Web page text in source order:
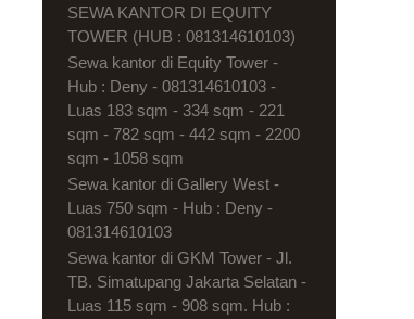
SEWA KANTOR DI EQUITY
TOWER (HUB : 081314610103)
Sewa kantor di Equity Tower -
Hub : Deny - 081314610103 -
Luas 183 sqm - 334 sqm - 221
sqm - 782 sqm - 442 sqm - 2200
sqm - 1058 sqm
Sewa kantor di Gallery West -
Luas 750 sqm - Hub : Deny -
081314610103
Sewa kantor di GKM Tower - Jl.
TB. Simatupang Jakarta Selatan -
Luas 115 sqm - 908 sqm. Hub :